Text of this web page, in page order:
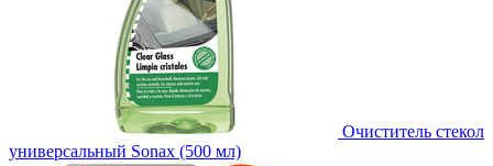
Очиститель стекол
универсальный Sonax (500 мл)